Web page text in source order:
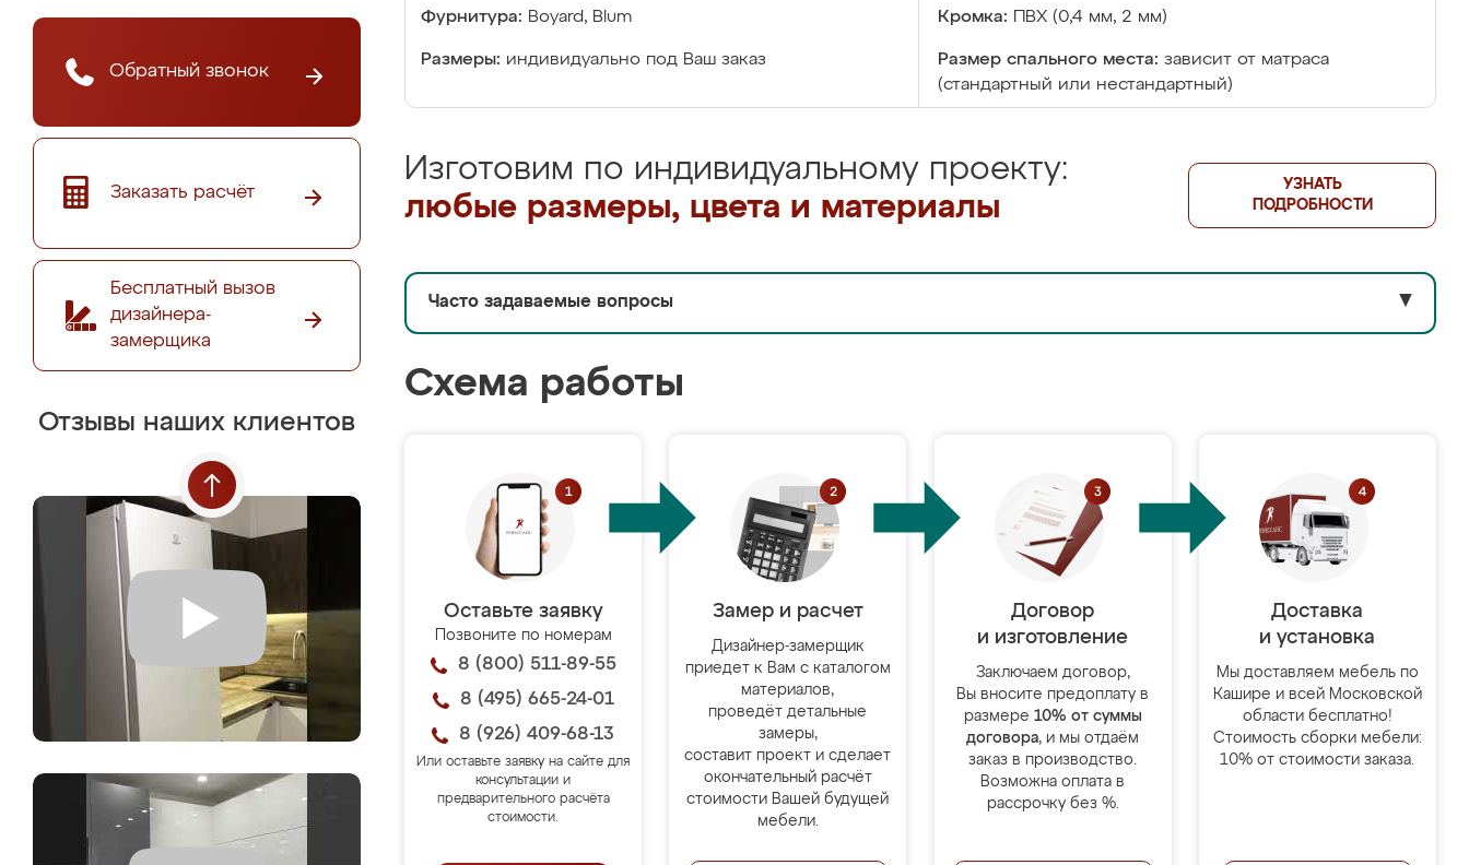
Обратный звонок
Заказать расчёт
Бесплатный вызов
дизайнера-
замерщика
Отзывы наших клиентов
Фурнитура: Boyard, Blum Кромка: ПВХ (0,4 мм, 2 мм)
Размеры: индивидуально под Ваш заказ Размер спального места: зависит от матраса
(стандартный или нестандартный)
Изготовим по индивидуальному проекту:
любые размеры, цвета и материалы
УЗНАТЬ
ПОДРОБНОСТИ
Часто задаваемые вопросы ▼
Схема работы
Оставьте заявку
Позвоните по номерам
8 (800) 511-89-55
8 (495) 665-24-01
8 (926) 409-68-13
Или оставьте заявку на сайте для
консультации и
предварительного расчёта
стоимости.
Замер и расчет
Дизайнер-замерщик
приедет к Вам с каталогом
материалов,
проведёт детальные
замеры,
составит проект и сделает
окончательный расчёт
стоимости Вашей будущей
мебели.
Договор
и изготовление
Заключаем договор,
Вы вносите предоплату в
размере 10% от суммы
договора, и мы отдаём
заказ в производство.
Возможна оплата в
рассрочку без %.
Доставка
и установка
Мы доставляем мебель по
Кашире и всей Московской
области бесплатно!
Стоимость сборки мебели:
10% от стоимости заказа.